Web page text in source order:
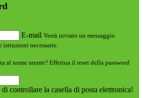
E-mail Verrà inviato un messaggio
necessarie.
al nome utente? Effettua il reset della password
controllare la casella di posta elettronica!